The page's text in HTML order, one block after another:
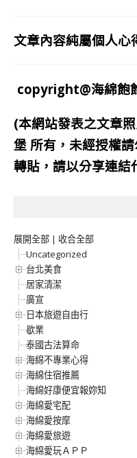
文章內容純屬個人心
copyright@海綿飽
(本網站發表之文章
堡 所有，未經授權
轉貼，請以分享連結
展開全部 | 收合全部
Uncategorized
台北美食
居家清潔
廣宣
日本旅遊自由行
歇業
泰國古法算命
海綿不專業心得
海綿住宿推薦
海綿好康便宜報妳知
海綿愛宅配
海綿愛按摩
海綿愛旅遊
海綿愛玩ＡＰＰ